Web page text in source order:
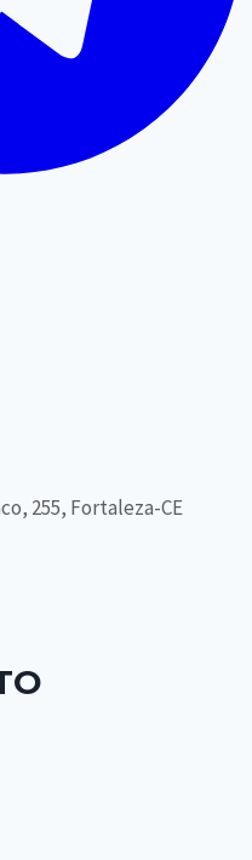
255, Fortaleza-CE